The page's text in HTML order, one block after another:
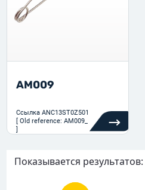
AM009
Ссылка ANC13ST0Z501
[ Old reference: AM009_
]
Показывается